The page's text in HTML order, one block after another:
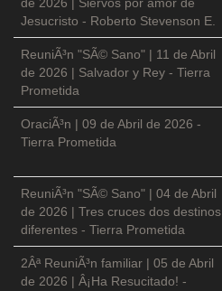
Jesucristo - Roberto Stevenson E.
ReuniÃ³n "SÃ© Sano" | 11 de Abril
de 2026 | Salvador y Rey - Tierra
Prometida
OraciÃ³n | 09 de Abril de 2026 -
Tierra Prometida
ReuniÃ³n "SÃ© Sano" | 04 de Abril
de 2026 | Tres cruces dos destinos
diferentes - Tierra Prometida
2Âª ReuniÃ³n familiar | 05 de Abril
de 2026 | Â¡Ha Resucitado! -